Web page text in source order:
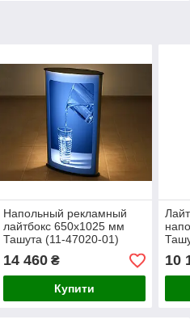
Напольный рекламный
лайтбокс 650х1025 мм
Ташута (11-47020-01)
14 460₴
Купити
10